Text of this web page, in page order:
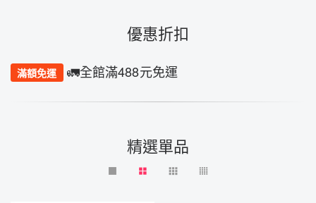
優惠折扣
滿額免運 🚛全館滿488元免運
精選單品